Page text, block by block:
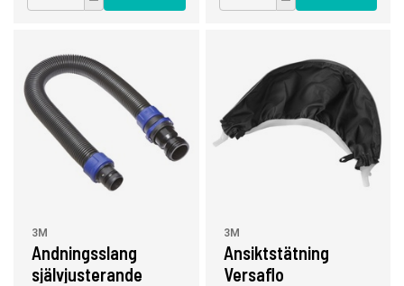
3M
Andningsslang
självjusterande
3M
Ansiktstätning
Versaflo